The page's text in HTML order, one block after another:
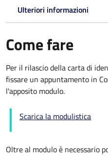
Ulteriori informazioni
Come fare
Per il rilascio della carta di
fissare un appuntamento in
l'apposito modulo.
Scarica la modulistica
Oltre al modulo è necessario